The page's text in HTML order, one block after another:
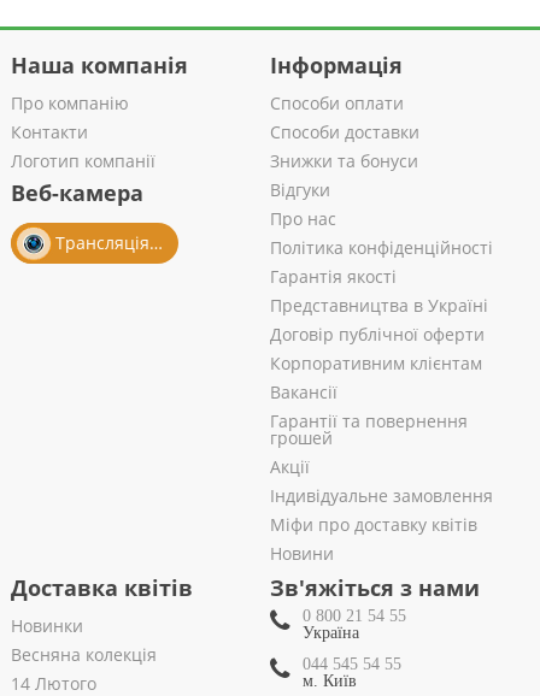
Наша компанія
Про компанію
Контакти
Логотип компанії
Веб-камера
Трансляція із салону
Інформація
Способи оплати
Способи доставки
Знижки та бонуси
Відгуки
Про нас
Політика конфіденційності
Гарантія якості
Представництва в Україні
Договір публічної оферти
Корпоративним клієнтам
Вакансії
Гарантії та повернення
грошей
Акції
Індивідуальне замовлення
Міфи про доставку квітів
Новини
Доставка квітів
Новинки
Весняна колекція
14 Лютого
Зв'яжіться з нами
0 800 21 54 55
Україна
044 545 54 55
м. Київ